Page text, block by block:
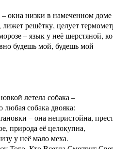
окна низки в намеченном доме
лижет решётку, целует
– язык у неё шерстяной,
будешь мой, будешь мой
летела собака –
любая собака двояка:
– она непристойна,
природа её целокупна,
у неё мало меха.